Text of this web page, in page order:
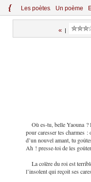
{ Les poètes Un poème
«|
Où es-tu, belle Yaouna ?
pour caresser tes charmes
d’un nouvel amant, tu
Ah ! presse-toi de les
La colère du roi est
l’insolent qui reçoit ses